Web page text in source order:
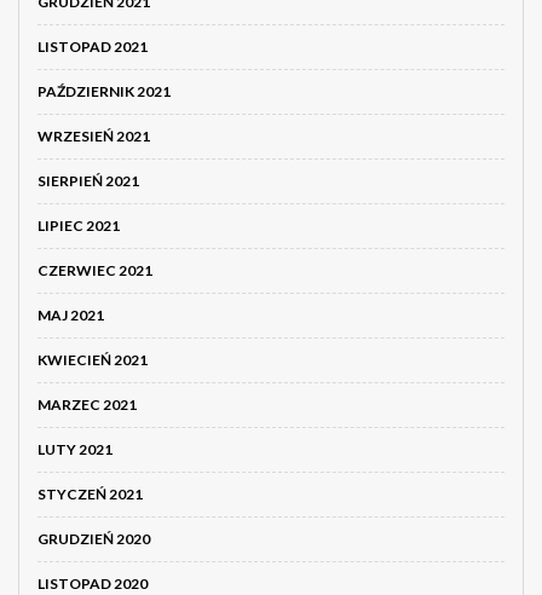
LISTOPAD 2021
PAŹDZIERNIK 2021
WRZESIEŃ 2021
SIERPIEŃ 2021
LIPIEC 2021
CZERWIEC 2021
MAJ 2021
KWIECIEŃ 2021
MARZEC 2021
LUTY 2021
STYCZEŃ 2021
GRUDZIEŃ 2020
LISTOPAD 2020